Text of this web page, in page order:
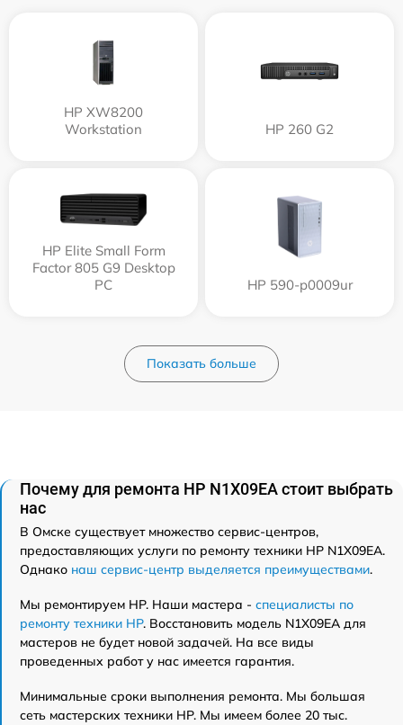
HP XW8200
Workstation
HP 260 G2
HP Elite Small Form
Factor 805 G9 Desktop
PC
HP 590-p0009ur
Показать больше
Почему для ремонта HP N1X09EA стоит выбрать
нас
В Омске существует множество сервис-центров,
предоставляющих услуги по ремонту техники HP N1X09EA.
Однако наш сервис-центр выделяется преимуществами.
Мы ремонтируем HP. Наши мастера - специалисты по
ремонту техники HP. Восстановить модель N1X09EA для
мастеров не будет новой задачей. На все виды
проведенных работ у нас имеется гарантия.
Минимальные сроки выполнения ремонта. Мы большая
сеть мастерских техники HP. Мы имеем более 20 тыс.